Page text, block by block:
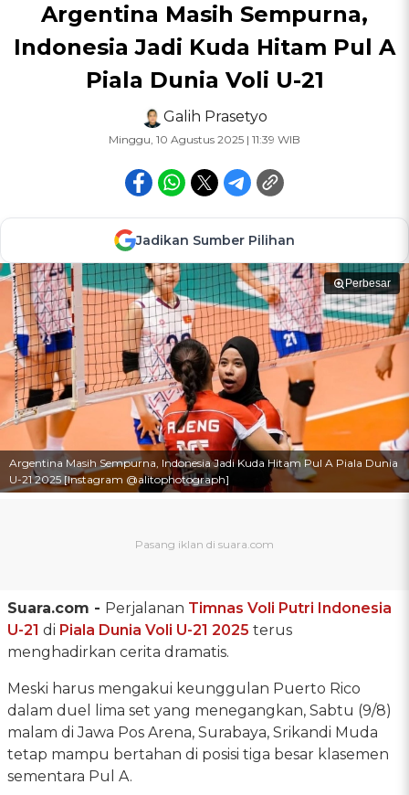
Argentina Masih Sempurna,
Indonesia Jadi Kuda Hitam Pul A
Piala Dunia Voli U-21
Galih Prasetyo
Minggu, 10 Agustus 2025 | 11:39 WIB
Jadikan Sumber Pilihan
Perbesar
Argentina Masih Sempurna, Indonesia Jadi Kuda Hitam Pul A Piala Dunia
U-21 2025 [Instagram @alitophotograph]
Suara.com - Perjalanan Timnas Voli Putri Indonesia
U-21 di Piala Dunia Voli U-21 2025 terus
menghadirkan cerita dramatis.
Meski harus mengakui keunggulan Puerto Rico
dalam duel lima set yang menegangkan, Sabtu (9/8)
malam di Jawa Pos Arena, Surabaya, Srikandi Muda
tetap mampu bertahan di posisi tiga besar klasemen
sementara Pul A.